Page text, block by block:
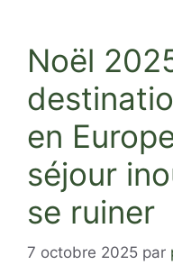
Noël
en
séjour
se ruiner
7 octobre 2025 par